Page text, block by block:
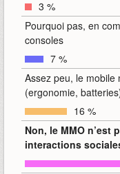
3 %
Pourquoi pas, en
consoles
7 %
Assez peu, le
(ergonomie,
16 %
Non, le MMO n’est
interactions